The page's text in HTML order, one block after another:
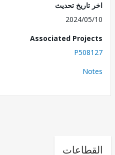
تحديث
2024/
Associated